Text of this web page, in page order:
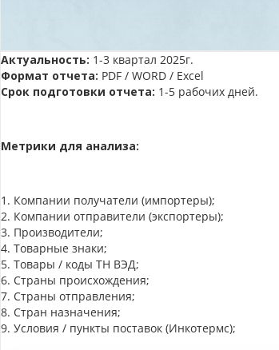
Актуальность: 1-3 квартал 2025г.
Формат отчета: PDF / WORD / Excel
Срок подготовки отчета: 1-5 рабочих дней.
Метрики для анализа:
1. Компании получатели (импортеры);
2. Компании отправители (экспортеры);
3. Производители;
4. Товарные знаки;
5. Товары / коды ТН ВЭД;
6. Страны происхождения;
7. Страны отправления;
8. Стран назначения;
9. Условия / пункты поставок (Инкотермс);